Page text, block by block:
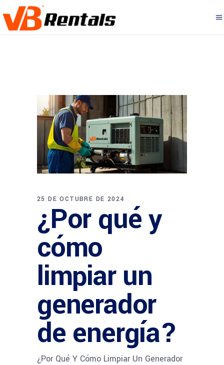
25 DE OCTUBRE DE 2024
¿Por qué y
cómo
limpiar un
generador
de energía?
¿Por Qué Y Cómo Limpiar Un Generador